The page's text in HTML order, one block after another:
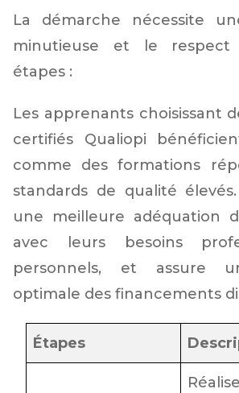
La démarche nécessite
minutieuse et le respect
étapes :
Les apprenants choisissant
certifiés Qualiopi
comme des formations
standards de qualité
une meilleure adéquation
avec leurs besoins
personnels, et assure
optimale des financements
Étapes